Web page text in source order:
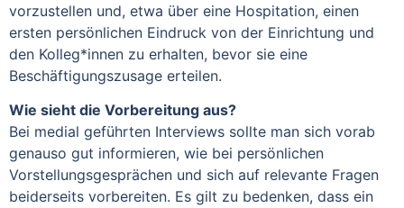
vorzustellen und, etwa über eine Hospitation, einen
ersten persönlichen Eindruck von der Einrichtung und
den Kolleg*innen zu erhalten, bevor sie eine
Beschäftigungszusage erteilen.
Wie sieht die Vorbereitung aus?
Bei medial geführten Interviews sollte man sich vorab
genauso gut informieren, wie bei persönlichen
Vorstellungsgesprächen und sich auf relevante Fragen
beiderseits vorbereiten. Es gilt zu bedenken, dass ein